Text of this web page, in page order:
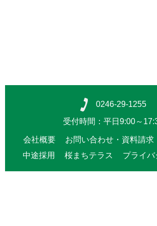
0246-29-1255
受付時間：平日9:00～
会社概要 お問い合わせ・資料請求
中途採用
桜まちテラス プライ